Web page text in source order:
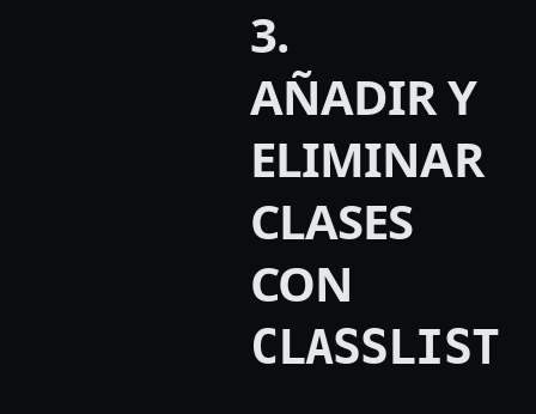
3.
AÑADIR Y
ELIMINAR
CLASES
CON
CLASSLIST